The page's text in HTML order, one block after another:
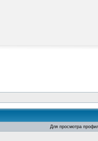
Для просмотра